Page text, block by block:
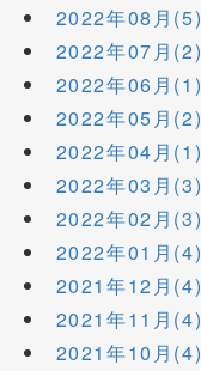
2022年08月(5)
2022年07月(2)
2022年06月(1)
2022年05月(2)
2022年04月(1)
2022年03月(3)
2022年02月(3)
2022年01月(4)
2021年12月(4)
2021年11月(4)
2021年10月(4)